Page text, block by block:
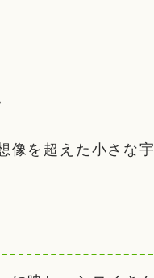
像を超えた小さな宇